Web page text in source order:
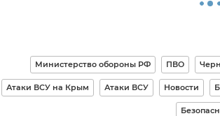
Министерство обороны РФ ПВО
Атаки ВСУ на Крым Атаки ВСУ Новости